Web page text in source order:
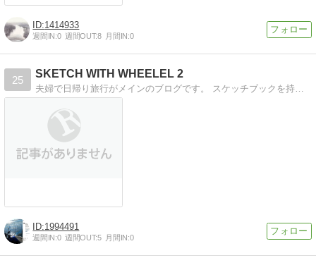
1414933
週間IN:0 週間OUT:8 月間IN:0
25
SKETCH WITH WHEELEL 2
夫婦で日帰り旅行がメインのブログです。 スケッチブックを持ったツーリングライダーでもあり展覧会もやっています。
1994491
週間IN:0 週間OUT:5 月間IN:0